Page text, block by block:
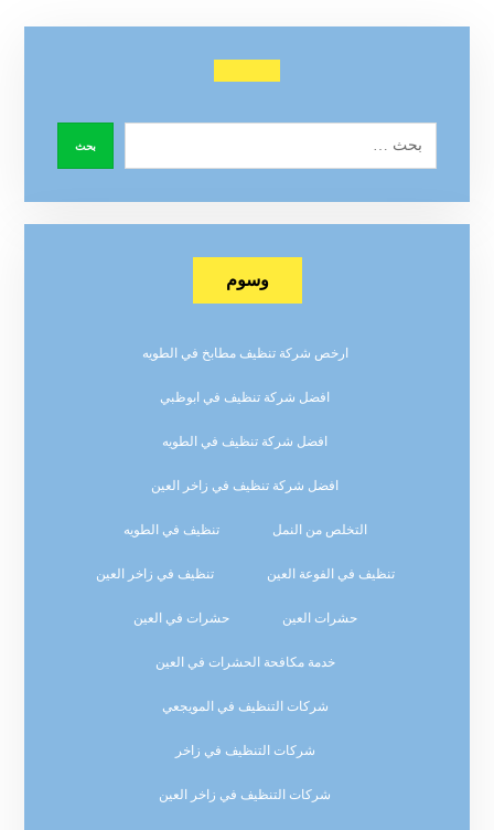
وسوم
ارخص شركة تنظيف مطابخ في الطويه
افضل شركة تنظيف في ابوظبي
افضل شركة تنظيف في الطويه
افضل شركة تنظيف في زاخر العين
التخلص من النمل تنظيف في الطويه
تنظيف في الفوعة العين تنظيف في زاخر العين
حشرات العين حشرات في العين
خدمة مكافحة الحشرات في العين
شركات التنظيف في المويجعي
شركات التنظيف في زاخر
شركات التنظيف في زاخر العين